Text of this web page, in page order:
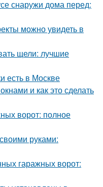
снаружи дома перед:
можно увидеть в
щели: лучшие
есть в Москве
и как это сделать
ворот: полное
руками:
гаражных ворот: